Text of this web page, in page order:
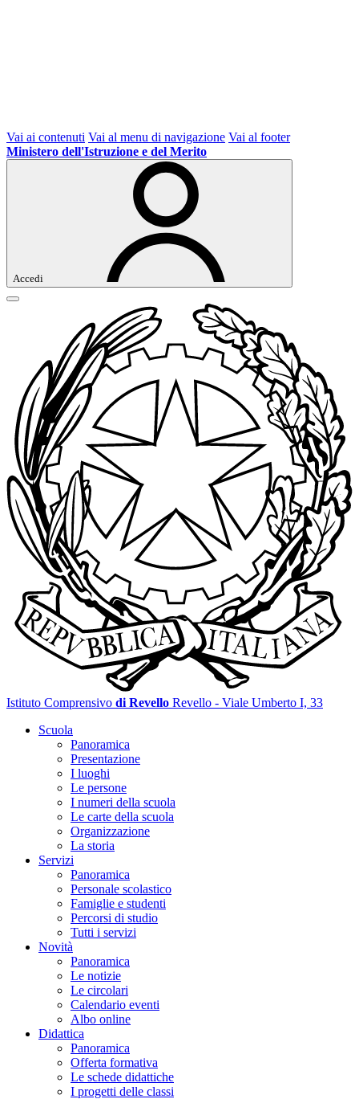
Vai ai contenuti Vai al menu di navigazione Vai al footer
Ministero dell'Istruzione e del Merito
Accedi
Istituto Comprensivo di Revello Revello - Viale Umberto I, 33
Scuola
Panoramica
Presentazione
I luoghi
Le persone
I numeri della scuola
Le carte della scuola
Organizzazione
La storia
Servizi
Panoramica
Personale scolastico
Famiglie e studenti
Percorsi di studio
Tutti i servizi
Novità
Panoramica
Le notizie
Le circolari
Calendario eventi
Albo online
Didattica
Panoramica
Offerta formativa
Le schede didattiche
I progetti delle classi